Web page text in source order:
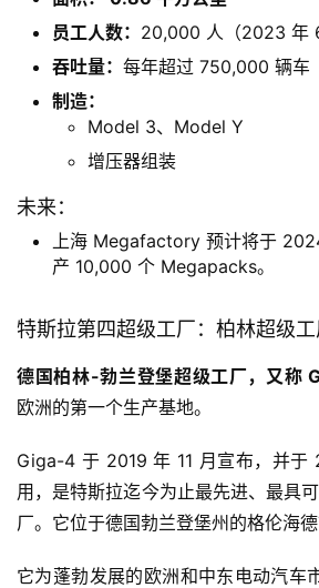
员工人数： 20,000 人（2023 年
吞吐量： 每年超过 750,000 辆车
制造：
Model 3、Model Y
增压器组装
未来：
上海 Megafactory 预计将于
产 10,000 个 Megapacks。
特斯拉第四超级工厂：柏林超级工
德国柏林-勃兰登堡超级工厂，又称
欧洲的第一个生产基地。
Giga-4 于 2019 年 11 月宣布，并
用，是特斯拉迄今为止最先进、最具
厂。它位于德国勃兰登堡州的格伦海德
它为蓬勃发展的欧洲和中东电动汽车